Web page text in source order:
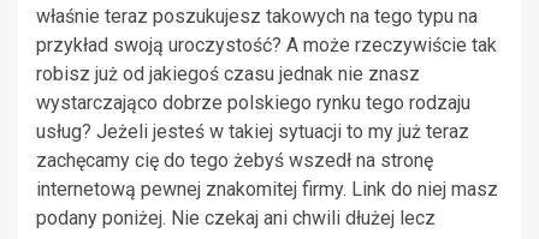
właśnie teraz poszukujesz takowych na tego typu na
przykład swoją uroczystość? A może rzeczywiście tak
robisz już od jakiegoś czasu jednak nie znasz
wystarczająco dobrze polskiego rynku tego rodzaju
usług? Jeżeli jesteś w takiej sytuacji to my już teraz
zachęcamy cię do tego żebyś wszedł na stronę
internetową pewnej znakomitej firmy. Link do niej masz
podany poniżej. Nie czekaj ani chwili dłużej lecz